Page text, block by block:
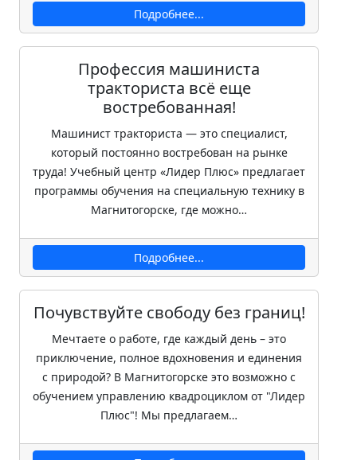
Подробнее...
Профессия машиниста
тракториста всё еще
востребованная!
Машинист тракториста — это специалист,
который постоянно востребован на рынке
труда! Учебный центр «Лидер Плюс» предлагает
программы обучения на специальную технику в
Магнитогорске, где можно…
Подробнее...
Почувствуйте свободу без границ!
Мечтаете о работе, где каждый день – это
приключение, полное вдохновения и единения
с природой? В Магнитогорске это возможно с
обучением управлению квадроциклом от "Лидер
Плюс"! Мы предлагаем…